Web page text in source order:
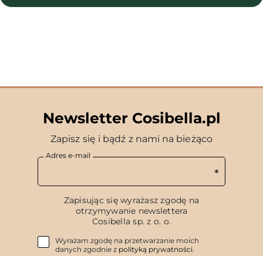
Newsletter Cosibella.pl
Zapisz się i bądź z nami na bieżąco
Adres e-mail
Zapisując się wyrażasz zgodę na
otrzymywanie newslettera
Cosibella sp. z o. o.
Wyrażam zgodę na przetwarzanie moich
danych zgodnie z polityką prywatności.